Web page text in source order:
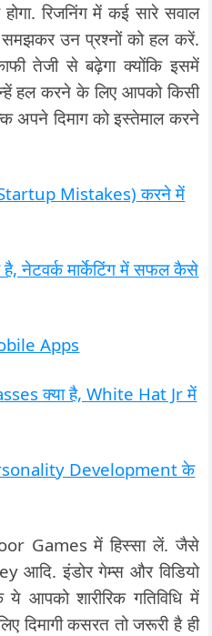
रिजनिंग में कई सारे सवाल
उन प्रश्नों को हल करें.
तेजी से बढ़ेगा क्योंकि इसमें
हल करने के लिए आपको किसी
अपने दिमाग को इस्तेमाल करने
Mistakes) करने में
नेटवर्क मार्केटिंग में सफल कैसे
Apps
क्या है, White Hat Jr में
Development के
Games में हिस्सा लें. जैसे
इंडोर गेम्स और विडियो
आपको शारीरिक गतिविधि में
दिमागी कसरत तो जरूरी है ही